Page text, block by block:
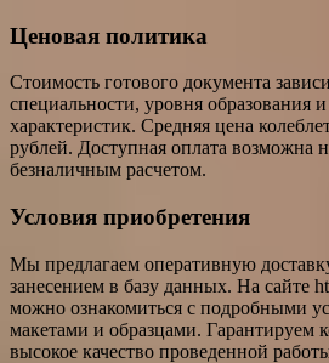
Ценовая политика
Стоимость готового документа
специальности, уровня образования
характеристик. Средняя цена
рублей. Доступная оплата возможна
безналичным расчетом.
Условия приобретения
Мы предлагаем оперативную
занесением в базу данных. На сайте
можно ознакомиться с подробными
макетами и образцами. Гарантируем
высокое качество проведенной